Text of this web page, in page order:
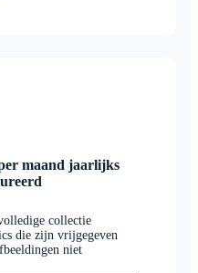
maand jaarlijks
collectie
die zijn vrijgegeven
niet